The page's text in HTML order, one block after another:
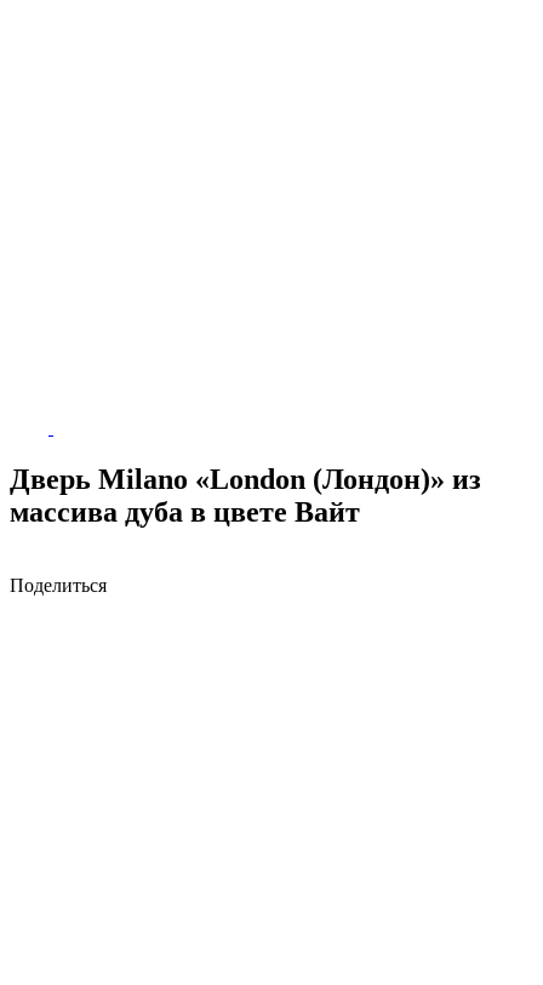
Дверь Milano «London (Лондон)» из
массива дуба в цвете Вайт
Поделиться